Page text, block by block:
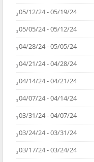
05/12/24 - 05/19/24
05/05/24 - 05/12/24
04/28/24 - 05/05/24
04/21/24 - 04/28/24
04/14/24 - 04/21/24
04/07/24 - 04/14/24
03/31/24 - 04/07/24
03/24/24 - 03/31/24
03/17/24 - 03/24/24